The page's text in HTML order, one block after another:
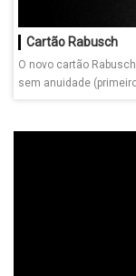
Cartão Rabusch
O novo cartão
sem anuidade